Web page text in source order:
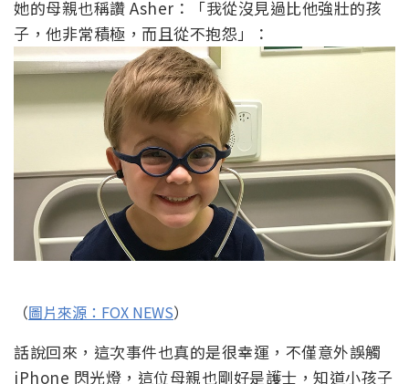
她的母親也稱讚 Asher：「我從沒見過比他強壯的孩
子，他非常積極，而且從不抱怨」：
（圖片來源：FOX NEWS）
話說回來，這次事件也真的是很幸運，不僅意外誤觸
iPhone 閃光燈，這位母親也剛好是護士，知道小孩子